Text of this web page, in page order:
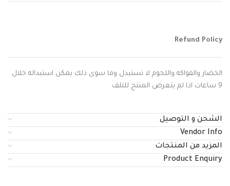
Refund Policy
الخضار والفواكه واللحوم لا تستبدل وما سوى ذلك يمكن استبداله خلال
9 ساعات اذا لم يتعرض المنتج للتلف
الشحن و التوصيل
Vendor Info
المزيد من المنتجات
Product Enquiry